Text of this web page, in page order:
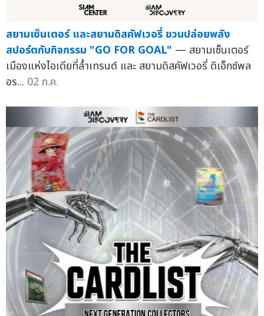
สยามเซ็นเตอร์ และสยามดิสคัฟเวอรี่ ชวนปล่อยพลัง
สปอร์ตกับกิจกรรม "GO FOR GOAL" — สยามเซ็นเตอร์
เมืองแห่งไอเดียที่ล้ำเทรนด์ และ สยามดิสคัฟเวอรี่ ดิเอ็กซ์พล
อร... 02 ก.ค.